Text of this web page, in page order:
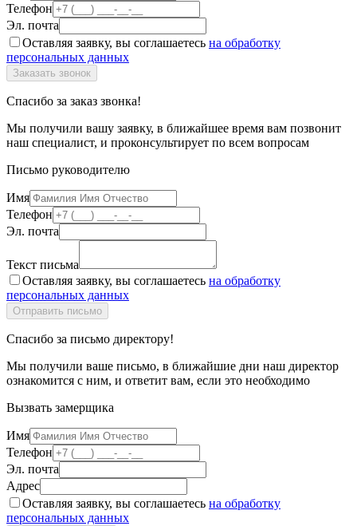
Телефон
Эл. почта
Оставляя заявку, вы соглашаетесь на обработку
персональных данных
Спасибо за заказ звонка!
Мы получили вашу заявку, в ближайшее время вам позвонит
наш специалист, и проконсультирует по всем вопросам
Письмо руководителю
Имя
Телефон
Эл. почта
Текст письма
Оставляя заявку, вы соглашаетесь на обработку
персональных данных
Спасибо за письмо директору!
Мы получили ваше письмо, в ближайшие дни наш директор
ознакомится с ним, и ответит вам, если это необходимо
Вызвать замерщика
Имя
Телефон
Эл. почта
Адрес
Оставляя заявку, вы соглашаетесь на обработку
персональных данных